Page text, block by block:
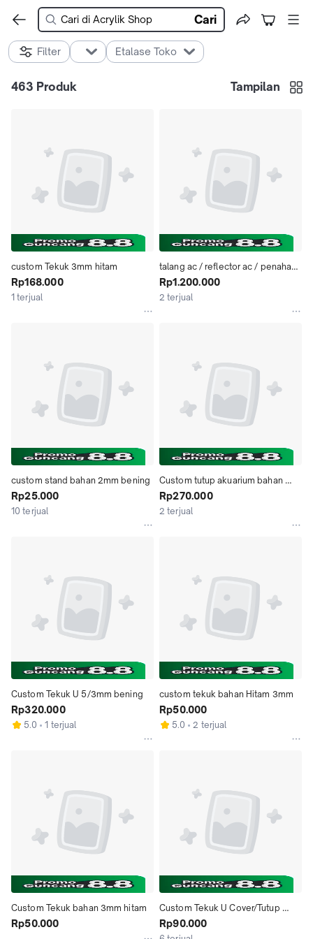
Cari
Filter Etalase Toko
463 Produk Tampilan
custom Tekuk 3mm hitam
Rp168.000
1 terjual
custom stand bahan 2mm bening
Rp25.000
10 terjual
Custom Tekuk U 5/3mm bening
Rp320.000
5.0 1 terjual
Custom Tekuk bahan 3mm hitam
Rp50.000
talang ac / reflector ac / penahan
ac 2 PK 110cm custom
Rp1.200.000
2 terjual
Custom tutup akuarium bahan
3mm bening
Rp270.000
2 terjual
custom tekuk bahan Hitam 3mm
Rp50.000
5.0 2 terjual
Custom Tekuk U Cover/Tutup
2mm bening
Rp90.000